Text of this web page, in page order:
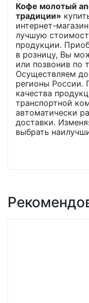
Кофе молотый
традиции»
интернет-
лучшую
продукции.
в розницу, Вы
или позвонив по
Осуществляем
регионы России.
качества
транспортной
автоматически
доставки.
выбрать